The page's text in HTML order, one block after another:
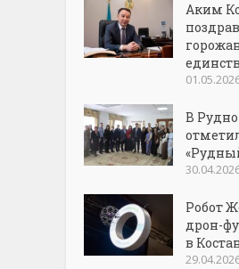
Аким
В
Робот
дрон-
в